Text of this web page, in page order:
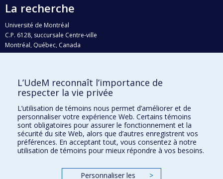
La recherche
Université de Montréal
C.P. 6128, succursale Centre-ville
Montréal, Québec, Canada
H3C 3J7
Qui fait quoi?
Nous trouver
Plan du site
Accessibilité
L’UdeM reconnaît l’importance de
respecter la vie privée
L’utilisation de témoins nous permet d’améliorer et de
personnaliser votre expérience Web. Certains témoins
sont obligatoires pour assurer le fonctionnement et la
sécurité du site Web, alors que d’autres enregistrent vos
préférences. En acceptant tout, vous consentez à notre
utilisation de témoins pour mieux répondre à vos besoins.
Personnaliser les >